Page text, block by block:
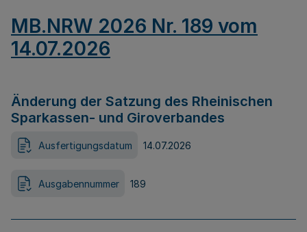
MB.NRW 2026 Nr. 189 vom
14.07.2026
Änderung der Satzung des Rheinischen
Sparkassen- und Giroverbandes
Ausfertigungsdatum 14.07.2026
Ausgabennummer 189